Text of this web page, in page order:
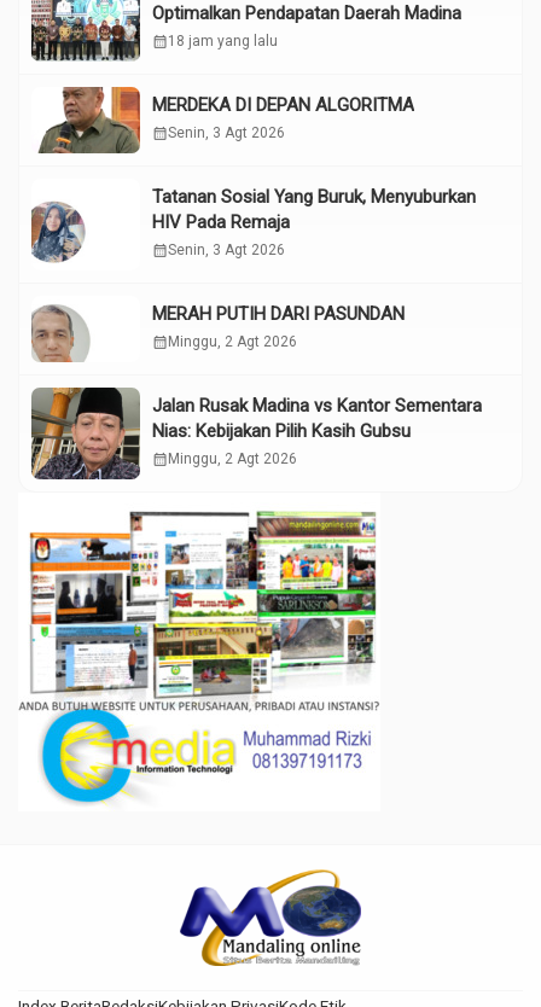
Optimalkan Pendapatan Daerah Madina
calendar_month18 jam yang lalu
MERDEKA DI DEPAN ALGORITMA
calendar_monthSenin, 3 Agt 2026
Tatanan Sosial Yang Buruk, Menyuburkan
HIV Pada Remaja
calendar_monthSenin, 3 Agt 2026
MERAH PUTIH DARI PASUNDAN
calendar_month Minggu, 2 Agt 2026
Jalan Rusak Madina vs Kantor Sementara
Nias: Kebijakan Pilih Kasih Gubsu
calendar_month Minggu, 2 Agt 2026